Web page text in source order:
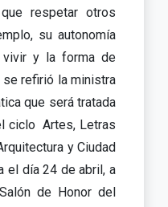
respetar otros
su autonomía
y la forma de
se refirió la ministra
que será tratada
ciclo Artes, Letras
y Ciudad
el día 24 de abril, a
de Honor del